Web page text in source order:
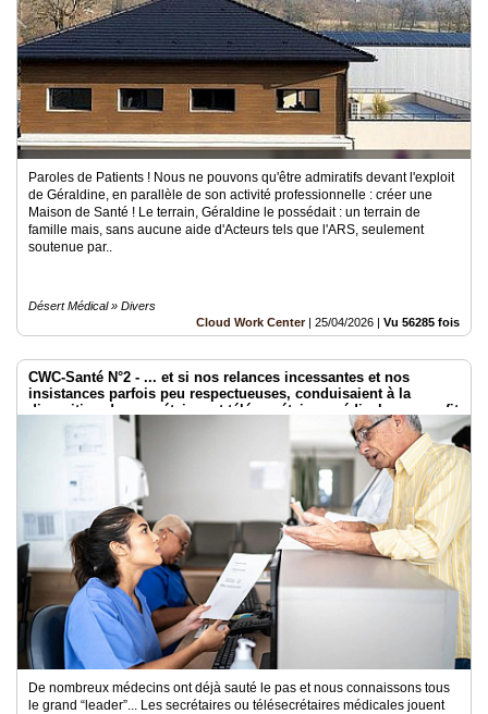
Paroles de Patients ! Nous ne pouvons qu'être admiratifs devant l'exploit
de Géraldine, en parallèle de son activité professionnelle : créer une
Maison de Santé ! Le terrain, Géraldine le possédait : un terrain de
famille mais, sans aucune aide d'Acteurs tels que l'ARS, seulement
soutenue par..
Désert Médical » Divers
Cloud Work Center| 25/04/2026 | Vu 56285 fois
CWC-Santé N°2 - ... et si nos relances incessantes et nos
insistances parfois peu respectueuses, conduisaient à la
disparition des secrétaires et télésecrétaires médicales au profit
d’un répondeur automatique, d’une prise de rdv sur internet,
De nombreux médecins ont déjà sauté le pas et nous connaissons tous
le grand “leader”... Les secrétaires ou télésecrétaires médicales jouent